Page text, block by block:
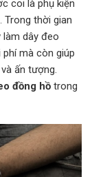
coi là phụ kiện
thời gian
làm dây đeo
mà còn giúp
ấn tượng.
đồng hồ trong